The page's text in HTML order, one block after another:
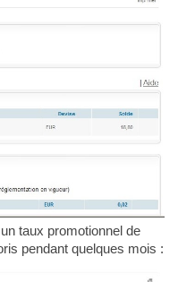
taux promotionnel de
pendant quelques mois :